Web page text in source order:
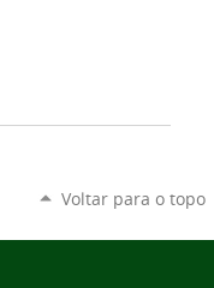
Voltar para o topo